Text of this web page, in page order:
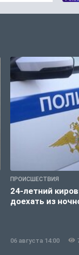
ПРОИСШЕСТВИЯ
24-летний
доехать из
06 августа 14:00